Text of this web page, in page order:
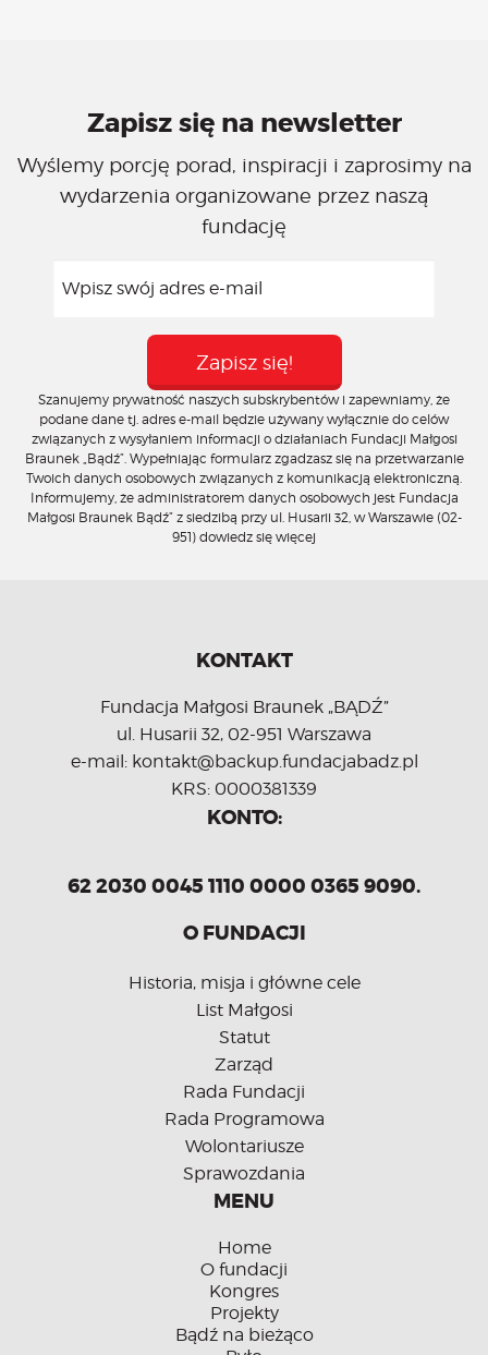
Zapisz się na newsletter
Wyślemy porcję porad, inspiracji i zaprosimy na
wydarzenia organizowane przez naszą
fundację
Szanujemy prywatność naszych subskrybentów i zapewniamy, że
podane dane tj. adres e-mail będzie używany wyłącznie do celów
związanych z wysyłaniem informacji o działaniach Fundacji Małgosi
Braunek „Bądź”. Wypełniając formularz zgadzasz się na przetwarzanie
Twoich danych osobowych związanych z komunikacją elektroniczną.
Informujemy, że administratorem danych osobowych jest Fundacja
Małgosi Braunek Bądź” z siedzibą przy ul. Husarii 32, w Warszawie (02-
951) dowiedz się więcej
KONTAKT
Fundacja Małgosi Braunek „BĄDŹ”
ul. Husarii 32, 02-951 Warszawa
e-mail: kontakt@backup.fundacjabadz.pl
KRS: 0000381339
KONTO:
62 2030 0045 1110 0000 0365 9090.
O FUNDACJI
Historia, misja i główne cele
List Małgosi
Statut
Zarząd
Rada Fundacji
Rada Programowa
Wolontariusze
Sprawozdania
MENU
Home
O fundacji
Kongres
Projekty
Bądź na bieżąco